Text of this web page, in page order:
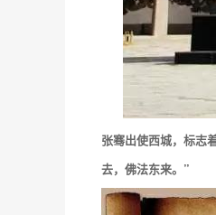
张骞出使西城，标志
去，佛法东来。 ”